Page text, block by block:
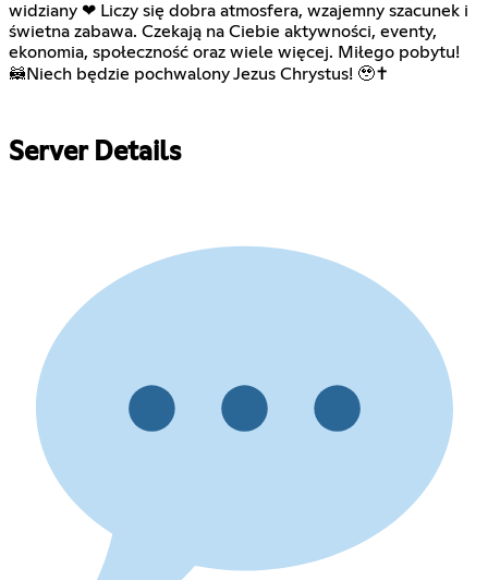
widziany ❤ Liczy się dobra atmosfera, wzajemny szacunek i
świetna zabawa. Czekają na Ciebie aktywności, eventy,
ekonomia, społeczność oraz wiele więcej. Miłego pobytu!
🦝Niech będzie pochwalony Jezus Chrystus! 🥹✝
Server Details